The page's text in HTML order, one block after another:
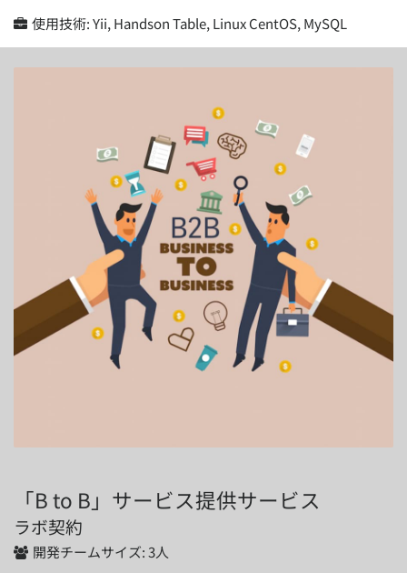
使用技術:Yii, Handson Table, Linux CentOS, MySQL
「B to B」サービス提供サービス
ラボ契約
開発チームサイズ:3人